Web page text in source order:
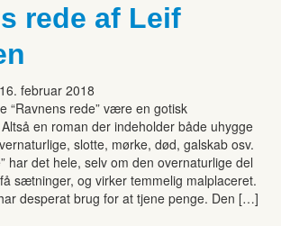
rede af Leif
februar 2018
“Ravnens rede” være en gotisk
en roman der indeholder både uhygge
slotte, mørke, død, galskab osv.
har det hele, selv om den overnaturlige del
sætninger, og virker temmelig malplaceret.
desperat brug for at tjene penge. Den […]